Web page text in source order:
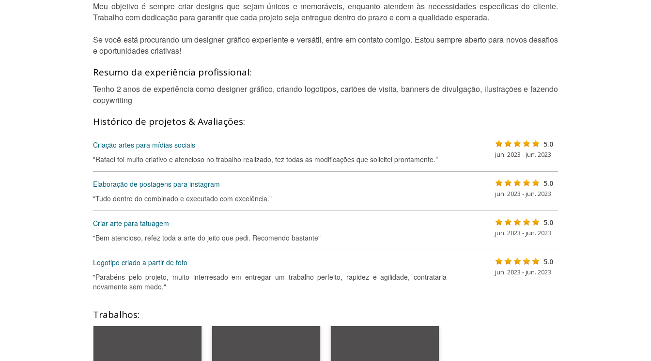
Meu objetivo é sempre criar designs que sejam únicos e memoráveis, enquanto atendem às necessidades específicas do cliente.
Trabalho com dedicação para garantir que cada projeto seja entregue dentro do prazo e com a qualidade esperada.
Se você está procurando um designer gráfico experiente e versátil, entre em contato comigo. Estou sempre aberto para novos desafios
e oportunidades criativas!
Resumo da experiência profissional:
Tenho 2 anos de experiência como designer gráfico, criando logotipos, cartões de visita, banners de divulgação, ilustrações e fazendo
copywriting
Histórico de projetos & Avaliações:
Criação artes para mídias sociais
"Rafael foi muito criativo e atencioso no trabalho realizado, fez todas as modificações que solicitei prontamente."
5.0
jun. 2023 - jun. 2023
Elaboração de postagens para instagram
"Tudo dentro do combinado e executado com excelência."
5.0
jun. 2023 - jun. 2023
Criar arte para tatuagem
"Bem atencioso, refez toda a arte do jeito que pedi. Recomendo bastante"
5.0
jun. 2023 - jun. 2023
Logotipo criado a partir de foto
"Parabéns pelo projeto, muito interresado em entregar um trabalho perfeito, rapidez e agilidade, contrataria
novamente sem medo."
5.0
jun. 2023 - jun. 2023
Trabalhos: